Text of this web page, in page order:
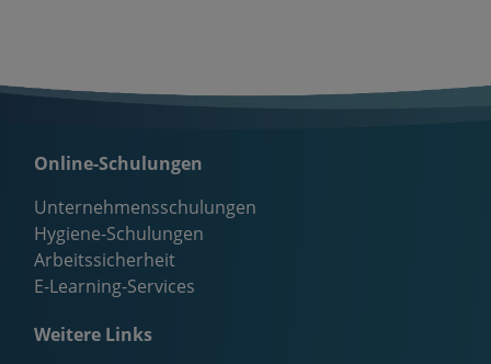
Online-Schulungen
Unternehmensschulungen
Hygiene-Schulungen
Arbeitssicherheit
E-Learning-Services
Weitere Links